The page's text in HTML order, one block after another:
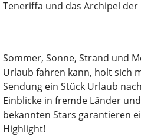
Teneriﬀa und das Archipel der
Sommer, Sonne, Strand und
Urlaub fahren kann, holt sich
Sendung ein Stück Urlaub
Einblicke in fremde Länder
bekannten Stars garantieren
Highlight!